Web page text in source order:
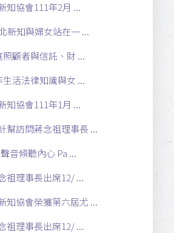
知協會111年2月 ...
新知與婦女站在一 ...
照顧者與信託、財 ...
生活法律知識與女 ...
知協會111年1月 ...
幫訪問蔣念祖理事長 ...
音傾聽內心 Pa ...
祖理事長出席12/ ...
知協會榮獲第六屆尤 ...
祖理事長出席12/ ...